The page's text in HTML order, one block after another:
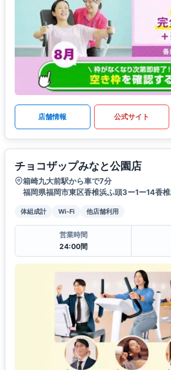
店舗情報 公式サイト
チョコザップみなと公園店
箱崎九大前駅から車で7分
福岡県福岡市東区香椎浜ふ頭3ー1ー14香
体組成計 Wi-Fi 他店舗利用
営業時間
24:00間